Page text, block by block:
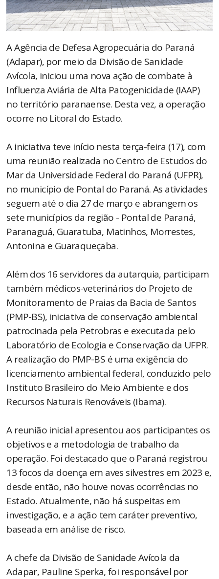
A Agência de Defesa Agropecuária do Paraná
(Adapar), por meio da Divisão de Sanidade
Avícola, iniciou uma nova ação de combate à
Influenza Aviária de Alta Patogenicidade (IAAP)
no território paranaense. Desta vez, a operação
ocorre no Litoral do Estado.
A iniciativa teve início nesta terça-feira (17), com
uma reunião realizada no Centro de Estudos do
Mar da Universidade Federal do Paraná (UFPR),
no município de Pontal do Paraná. As atividades
seguem até o dia 27 de março e abrangem os
sete municípios da região - Pontal de Paraná,
Paranaguá, Guaratuba, Matinhos, Morrestes,
Antonina e Guaraqueçaba.
Além dos 16 servidores da autarquia, participam
também médicos-veterinários do Projeto de
Monitoramento de Praias da Bacia de Santos
(PMP-BS), iniciativa de conservação ambiental
patrocinada pela Petrobras e executada pelo
Laboratório de Ecologia e Conservação da UFPR.
A realização do PMP-BS é uma exigência do
licenciamento ambiental federal, conduzido pelo
Instituto Brasileiro do Meio Ambiente e dos
Recursos Naturais Renováveis (Ibama).
A reunião inicial apresentou aos participantes os
objetivos e a metodologia de trabalho da
operação. Foi destacado que o Paraná registrou
13 focos da doença em aves silvestres em 2023 e,
desde então, não houve novas ocorrências no
Estado. Atualmente, não há suspeitas em
investigação, e a ação tem caráter preventivo,
baseada em análise de risco.
A chefe da Divisão de Sanidade Avícola da
Adapar, Pauline Sperka, foi responsável por